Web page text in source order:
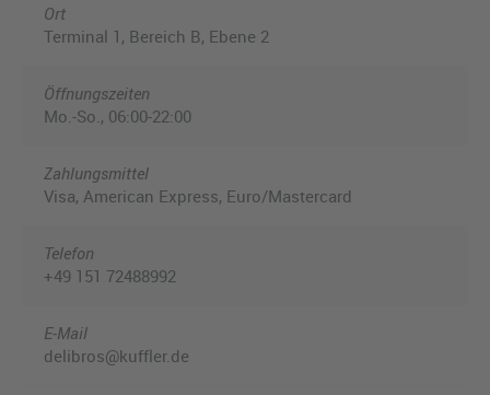
Ort
Terminal 1, Bereich B, Ebene 2
Öffnungszeiten
Mo.-So., 06:00-22:00
Zahlungsmittel
Visa, American Express, Euro/Mastercard
Telefon
+49 151 72488992
E-Mail
delibros@kuffler.de